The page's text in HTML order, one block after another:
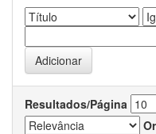
Resultados/Página